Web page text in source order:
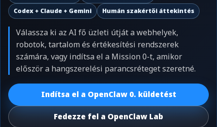
Codex + Claude + Gemini
Humán szakértői áttekintés
Válassza ki az AI fő üzleti útját a webhelyek,
robotok, tartalom és értékesítési rendszerek
számára, vagy indítsa el a Mission 0-t, amikor
először a hangszerelési parancsréteget szeretné.
Indítsa el a OpenClaw 0. küldetést
Fedezze fel a OpenClaw Lab